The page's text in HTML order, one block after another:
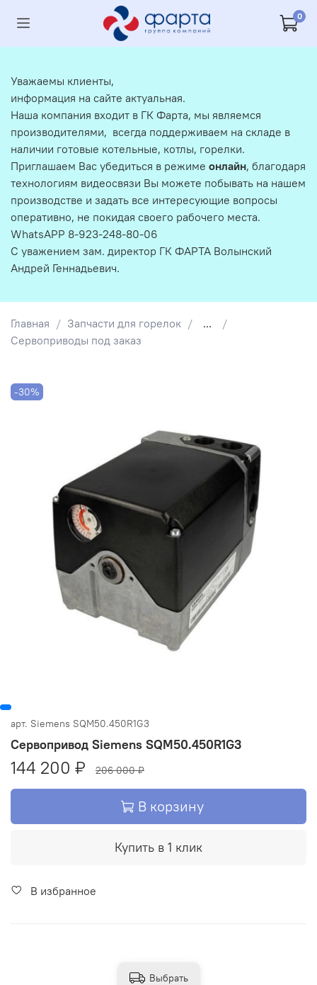
0
Главная Запчасти для горелок
...
Сервоприводы под заказ
-30%
арт. Siemens SQM50.450R1G3
Сервопривод Siemens SQM50.450R1G3
144 200 ₽ 206 000 ₽
В корзину
Купить в 1 клик
В избранное
Выбрать
Уважаемы клиенты,
информация на сайте актуальная.
Наша компания входит в ГК Фарта, мы являемся
производителями, всегда поддерживаем на складе в
наличии готовые котельные, котлы, горелки.
Приглашаем Вас убедиться в режиме онлайн, благодаря
технологиям видеосвязи Вы можете побывать на нашем
производстве и задать все интересующие вопросы
оперативно, не покидая своего рабочего места.
WhatsAPP 8-923-248-80-06
С уважением зам. директор ГК ФАРТА Волынский
Андрей Геннадьевич.